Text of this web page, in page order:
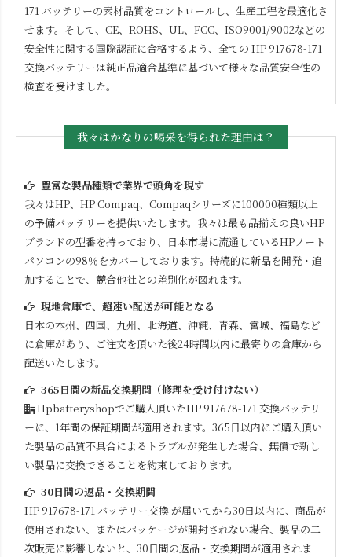
171 バッテリーの素材品質をコントロールし、生産工程を最適化さ
せます。そして、CE、ROHS、UL、FCC、ISO9001/9002などの
安全性に関する国際認証に合格するよう、全ての HP 917678-171
交換バッテリーは純正品適合基準に基づいて様々な品質安全性の
検査を受けました。
我々はかなりの喝采を得られた理由は？
豊富な製品種類で業界で頭角を現す
我々はHP、HP Compaq、Compaqシリーズに100000種類以上
の予備バッテリーを提供いたします。我々は最も品揃えの良いHP
ブランドの型番を持っており、日本市場に流通しているHPノート
パソコンの98％をカバーしております。持続的に新品を開発・追
加することで、競合他社との差別化が図れます。
現地倉庫で、超速い配送が可能となる
日本の本州、四国、九州、北海道、沖縄、青森、宮城、福島など
に倉庫があり、ご注文を頂いた後24時間以内に最寄りの倉庫から
配送いたします。
365日間の新品交換期間（修理を受け付けない）
Hpbatteryshopでご購入頂いたHP 917678-171交換バッテリ
ーに、1年間の保証期間が適用されます。365日以内にご購入頂い
た製品の品質不具合によるトラブルが発生した場合、無償で新し
い製品に交換できることを約束しております。
30日間の返品・交換期間
HP 917678-171 バッテリー交換 が届いてから30日以内に、商品が
使用されない、またはパッケージが開封されない場合、製品の二
次販売に影響しないと、30日間の返品・交換期間が適用されま